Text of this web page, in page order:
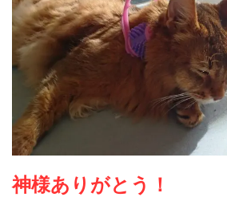
神様ありがとう！